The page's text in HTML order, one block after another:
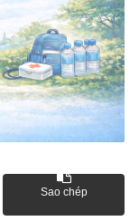
Sao chép